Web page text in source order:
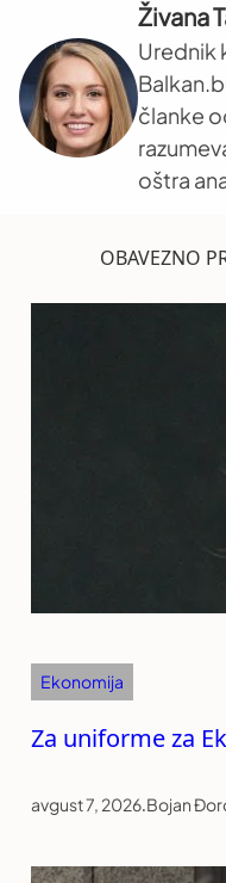
Živana
Urednik
članke
oštra
OBAVEZNO
Ekonomija
Za uniforme za
avgust 7, 2026.Bojan